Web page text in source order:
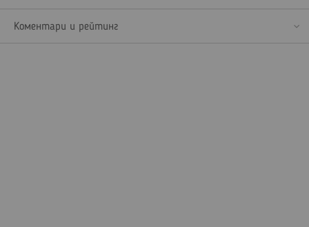
Коментари и рейтинг